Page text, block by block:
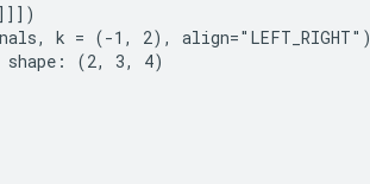
k = (-1, 2), align="LEFT_RIGHT")
shape: (2, 3, 4)